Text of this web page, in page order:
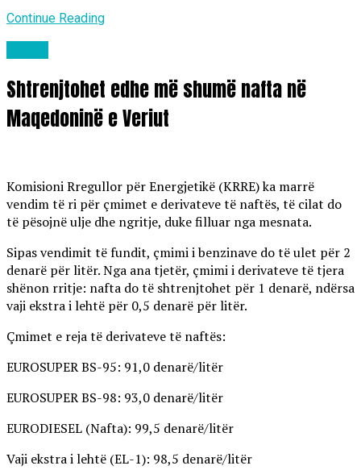
Continue Reading
Shtrenjtohet edhe më shumë nafta në
Maqedoninë e Veriut
Komisioni Rregullor për Energjetikë (KRRE) ka marrë
vendim të ri për çmimet e derivateve të naftës, të cilat do
të pësojnë ulje dhe ngritje, duke filluar nga mesnata.
Sipas vendimit të fundit, çmimi i benzinave do të ulet për 2
denarë për litër. Nga ana tjetër, çmimi i derivateve të tjera
shënon rritje: nafta do të shtrenjtohet për 1 denarë, ndërsa
vaji ekstra i lehtë për 0,5 denarë për litër.
Çmimet e reja të derivateve të naftës:
EUROSUPER BS-95: 91,0 denarë/litër
EUROSUPER BS-98: 93,0 denarë/litër
EURODIESEL (Nafta): 99,5 denarë/litër
Vaji ekstra i lehtë (EL-1): 98,5 denarë/litër